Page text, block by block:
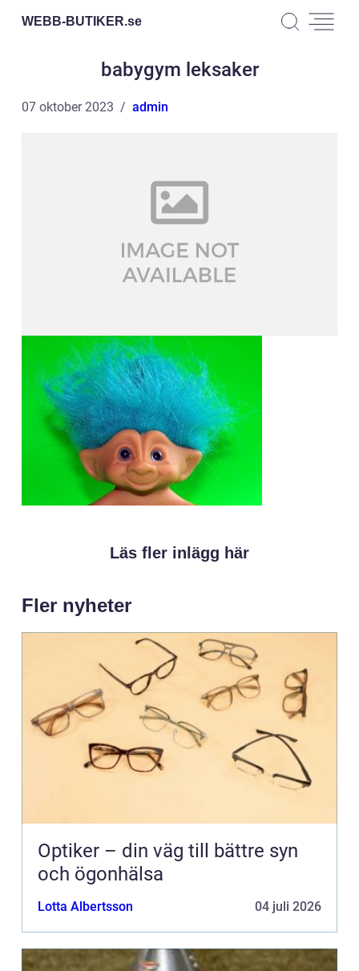
WEBB-BUTIKER.se
babygym leksaker
07 oktober 2023 admin
Läs fler inlägg här
Fler nyheter
Optiker – din väg till bättre syn
och ögonhälsa
Lotta Albertsson 04 juli 2026